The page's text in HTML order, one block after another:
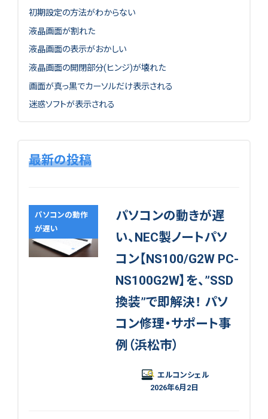
初期設定の方法がわからない
液晶画面が割れた
液晶画面の表示がおかしい
液晶画面の開閉部分(ヒンジ)が壊れた
画面が真っ黒でカーソルだけ表示される
迷惑ソフトが表示される
最新の投稿
パソコンの動作
が遅い
パソコンの動きが遅
い、NEC製ノートパソ
コン【NS100/G2W PC-
NS100G2W】を、”SSD
換装”で即解決！ パソ
コン修理・サポート事
例（浜松市）
エルコンシェル
2026年6月2日